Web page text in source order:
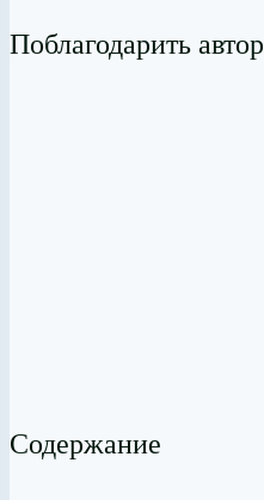
Поблагодарить
Содержание